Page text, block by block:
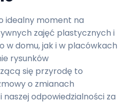
idealny moment na
zajęć plastycznych i
w domu, jak i w placówkach
rysunków
się przyrodę to
o zmianach
odpowiedzialności za